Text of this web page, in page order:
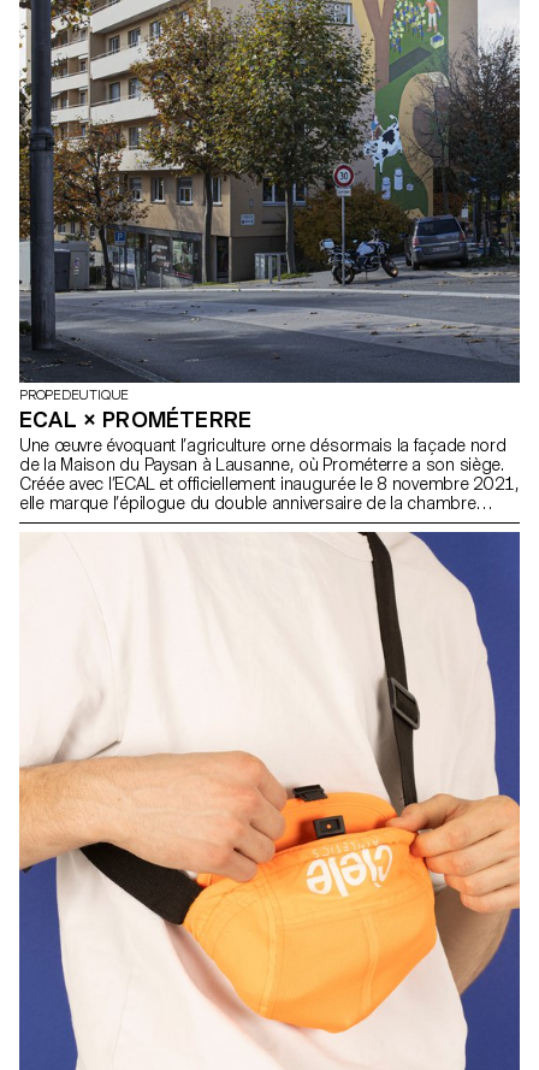
PROPEDEUTIQUE
ECAL × PROMÉTERRE
Une œuvre évoquant l’agriculture orne désormais la façade nord
de la Maison du Paysan à Lausanne, où Prométerre a son siège.
Créée avec l’ECAL et officiellement inaugurée le 8 novembre 2021,
elle marque l’épilogue du double anniversaire de la chambre
vaudoise d’agriculture.